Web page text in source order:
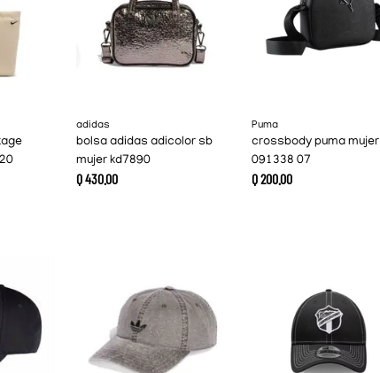
adidas
bolsa adidas adicolor sb
mujer kd7890
Q43000
Puma
crossbody puma mujer
091338 07
Q20000